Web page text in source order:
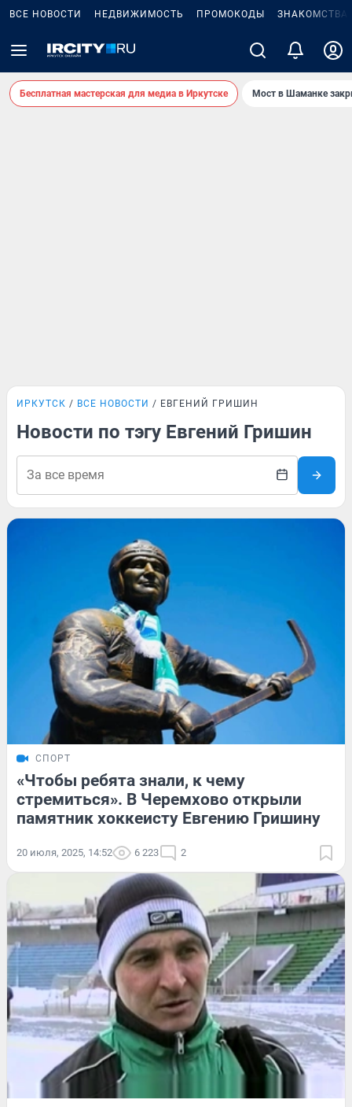
ВСЕ НОВОСТИ НЕДВИЖИМОСТЬ ПРОМОКОДЫ ЗНАКОМСТВА
Бесплатная мастерская для медиа в Иркутске Мост в Шаманке
ИРКУТСК ВСЕ НОВОСТИ ЕВГЕНИЙ ГРИШИН
Новости по тэгу Евгений Гришин
СПОРТ
«Чтобы ребята знали, к чему
стремиться». В Черемхово открыли
памятник хоккеисту Евгению Гришину
20 июля, 2025, 14:52 6 223 2